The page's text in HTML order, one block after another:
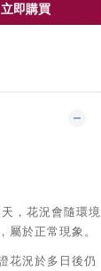
立即購買
，花況會隨環境
屬於正常現象。
花況於多日後仍